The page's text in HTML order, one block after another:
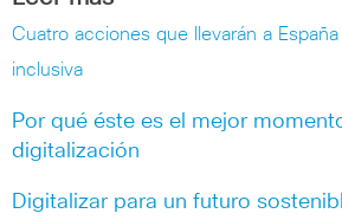
Cuatro acciones que llevarán a
inclusiva
Por qué éste es el mejor
digitalización
Digitalizar para un futuro